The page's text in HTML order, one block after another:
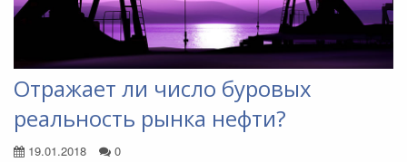
Отражает ли число буровых
реальность рынка нефти?
19.01.2018 0